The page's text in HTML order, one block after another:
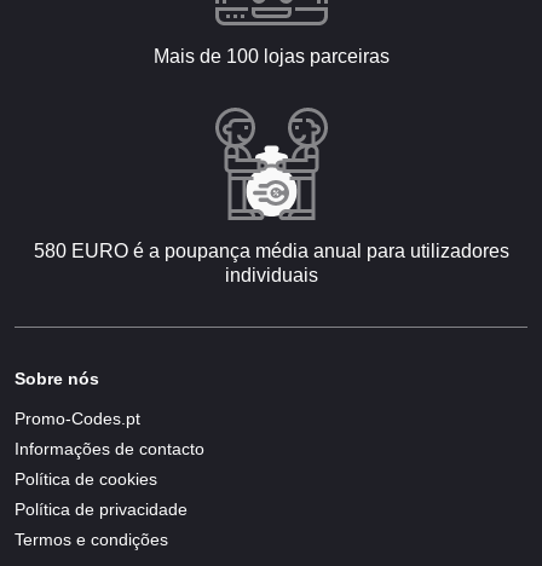
Mais de 100 lojas parceiras
580 EURO é a poupança média anual para utilizadores
individuais
Sobre nós
Promo-Codes.pt
Informações de contacto
Política de cookies
Política de privacidade
Termos e condições